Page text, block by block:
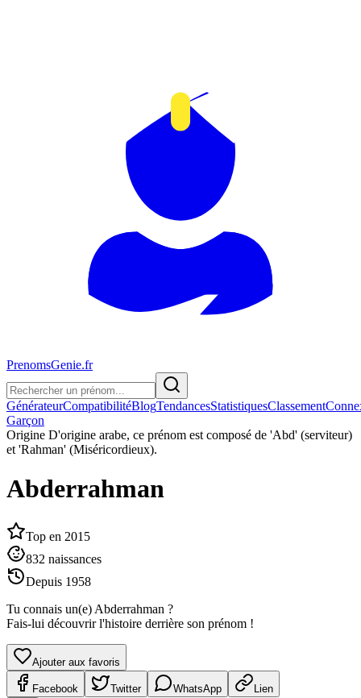
PrenomsGenie.fr
GénérateurCompatibilitéBlogTendancesStatistiquesClassement
Garçon
Origine D'origine arabe, ce prénom est composé de 'Abd' (serviteur)
et 'Rahman' (Miséricordieux).
Abderrahman
Top en 2015
832 naissances
Depuis 1958
Tu connais un(e) Abderrahman ?
Fais-lui découvrir l'histoire derrière son prénom !
Ajouter aux favoris
Facebook Twitter WhatsApp Lien